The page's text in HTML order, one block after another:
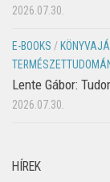
2026.07.30.
E-BOOKS /
Lente Gábor:
2026.07.30.
HÍREK